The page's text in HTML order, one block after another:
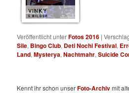
VINKY
5 BILDER
Veröffentlicht unterFotos 2016 |
Sile, Bingo Club, Deti Nochi Festival,
Land,Mysterya,Nachtmahr,Suicide
Kennt ihr schon unserFoto-Archivmit